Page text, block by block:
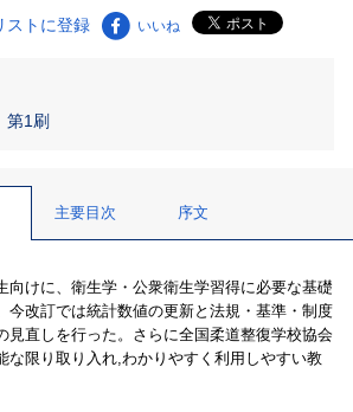
ストに登録 いいね
第1刷
主要目次 序文
向けに、衛生学・公衆衛生学習得に必要な基礎
今改訂では統計数値の更新と法規・基準・制度
見直しを行った。さらに全国柔道整復学校協会
な限り取り入れ,わかりやすく利用しやすい教